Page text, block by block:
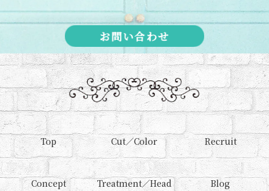
お問い合わせ
Top
Concept
Cut／Color
Treatment／Head
Recruit
Blog